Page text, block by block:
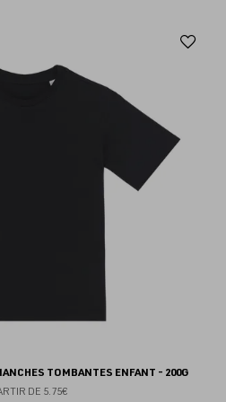
TOMBANTES ENFANT - 200G
DE 5.75€